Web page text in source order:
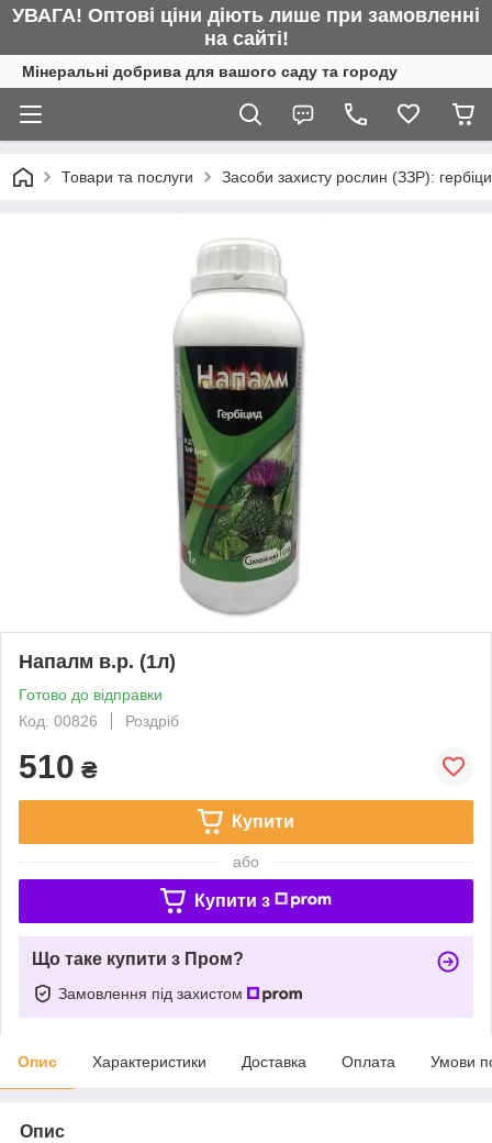
УВАГА! Оптові ціни діють лише при замовленні
на сайті!
Мінеральні добрива для вашого саду та городу
Товари та послуги Засоби захисту рослин (ЗЗР):
Напалм в.р. (1л)
Готово до відправки
Код: 00826
Роздріб
510 ₴
Купити
або
Купити з
Що таке купити з Пром?
Замовлення під захистом
Опис Характеристики Доставка Оплата Умови
Опис